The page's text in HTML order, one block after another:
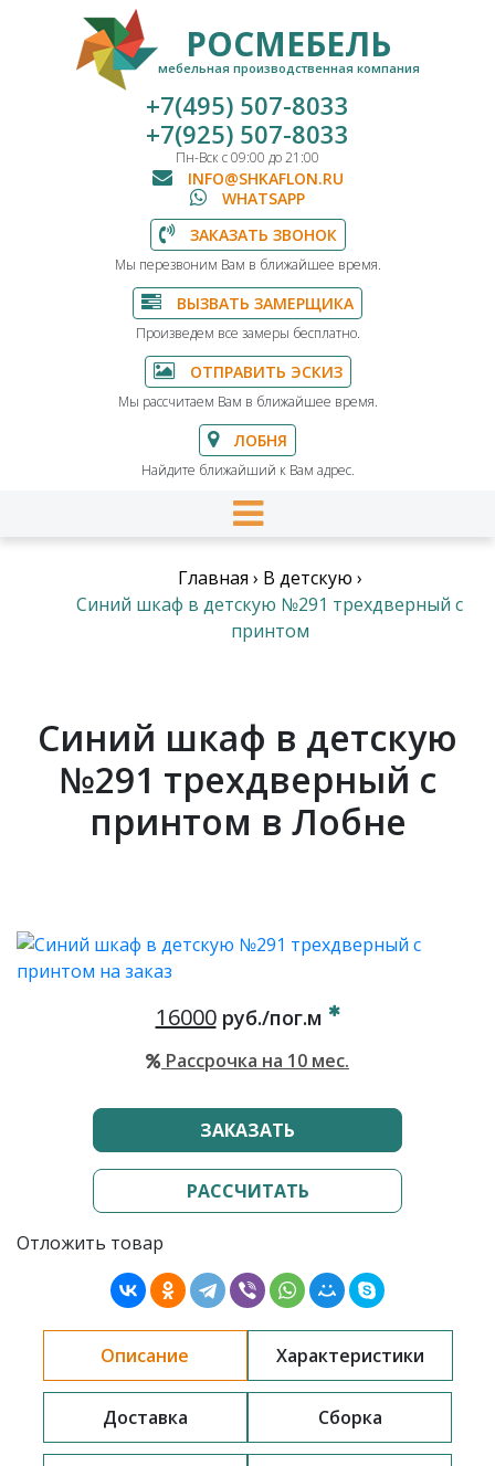
РОСМЕБЕЛЬ
мебельная производственная компания
+7(495) 507-8033
+7(925) 507-8033
Пн-Вск с 09:00 до 21:00
INFO@SHKAFLON.RU
WHATSAPP
ЗАКАЗАТЬ ЗВОНОК
Мы перезвоним Вам в ближайшее время.
ВЫЗВАТЬ ЗАМЕРЩИКА
Произведем все замеры бесплатно.
ОТПРАВИТЬ ЭСКИЗ
Мы рассчитаем Вам в ближайшее время.
ЛОБНЯ
Найдите ближайший к Вам адрес.
Главная › В детскую ›
Синий шкаф в детскую №291 трехдверный с
принтом
Синий шкаф в детскую
№291 трехдверный с
принтом в Лобне
16000руб./пог.м
Рассрочка на 10 мес.
ЗАКАЗАТЬ
РАССЧИТАТЬ
Отложить товар
Описание Характеристики
Доставка Сборка